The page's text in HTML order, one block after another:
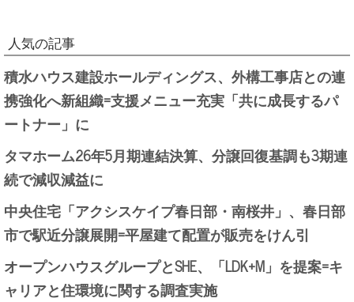
人気の記事
積水ハウス建設ホールディングス、外構工事店との連
携強化へ新組織=支援メニュー充実「共に成長するパ
ートナー」に
タマホーム26年5月期連結決算、分譲回復基調も3期連
続で減収減益に
中央住宅「アクシスケイプ春日部・南桜井」、春日部
市で駅近分譲展開=平屋建て配置が販売をけん引
オープンハウスグループとSHE、「LDK+M」を提案=キ
ャリアと住環境に関する調査実施